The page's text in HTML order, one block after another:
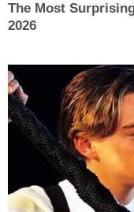
The Most
2026